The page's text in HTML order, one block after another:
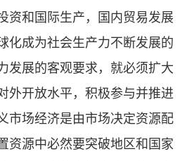
资和国际生产，国内贸易发展
化成为社会生产力不断发展的
发展的客观要求，就必须扩大
外开放水平，积极参与并推进
市场经济是由市场决定资源配
资源中必然要突破地区和国家